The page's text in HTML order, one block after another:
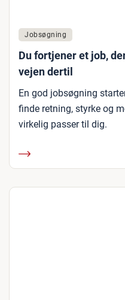
Jobsøgning
Du fortjener et job,
vejen dertil
En god jobsøgning
finde retning, styrke og
virkelig passer til dig.